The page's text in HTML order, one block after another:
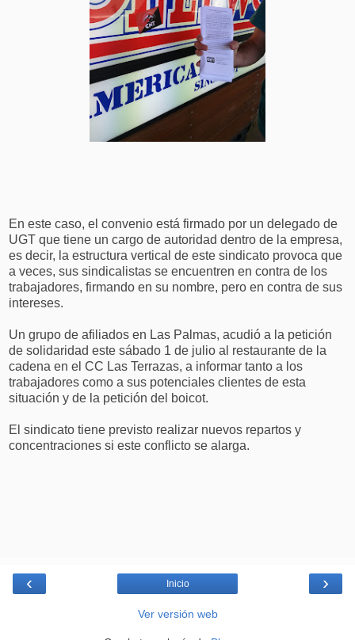
En este caso, el convenio está firmado por un delegado de
UGT que tiene un cargo de autoridad dentro de la empresa,
es decir, la estructura vertical de este sindicato provoca que
a veces, sus sindicalistas se encuentren en contra de los
trabajadores, firmando en su nombre, pero en contra de sus
intereses.
Un grupo de afiliados en Las Palmas, acudió a la petición
de solidaridad este sábado 1 de julio al restaurante de la
cadena en el CC Las Terrazas, a informar tanto a los
trabajadores como a sus potenciales clientes de esta
situación y de la petición del boicot.
El sindicato tiene previsto realizar nuevos repartos y
concentraciones si este conflicto se alarga.
‹ ›
Inicio
Ver versión web